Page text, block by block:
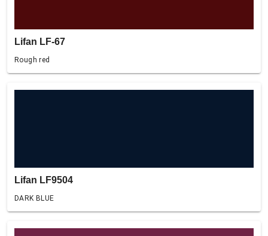
Lifan LF-67
Rough red
Lifan LF9504
DARK BLUE